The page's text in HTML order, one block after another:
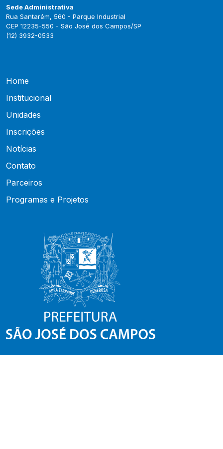
Sede Administrativa
Rua Santarém, 560 - Parque Industrial
CEP 12235-550 - São José dos Campos/SP
(12) 3932-0533
Home
Institucional
Unidades
Inscrições
Notícias
Contato
Parceiros
Programas e Projetos